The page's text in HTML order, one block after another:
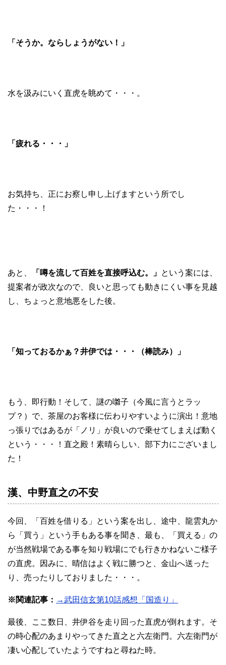
「そうか。ならしょうがない！」
水を汲みにいく直虎を眺めて・・・。
「疲れる・・・」
お気持ち、正にお察し申し上げますという所でし
た・・・！
あと、 「噂を流して百姓を直接呼込む。」 という案には、
提案者が政次なので、良いと思っても動きにくい事を見越
し、ちょっと意地悪をした後。
「知っておるかぁ？井伊では・・・（棒読み）」
もう、即行動！そして、謎の囃子（今風に言うとラッ
プ？）で、茶屋のお客様に伝わりやすいように演出！意地
っ張りではあるが「ノリ」が良いので乗せてしまえば動く
という・・・！直之殿！素晴らしい、部下力にございまし
た！
漢、中野直之の不安
今回、「百姓を借りる」という案を出し、途中、龍雲丸か
ら「買う」という手もある事を聞き、最も、「買える」の
が当然戦場である事を知り戦場にでも行きかねないご様子
の直虎。因みに、晴信はよく戦に勝つと、金山へ送った
り、売ったりしておりました・・・。
※関連記事： →武田信玄第10話感想「国造り」
最後、ここ数日、井伊谷を走り回った直虎が倒れます。そ
の時心配のあまりやってきた直之と六左衛門。六左衛門が
凄い心配していたようですねと尋ねた時。